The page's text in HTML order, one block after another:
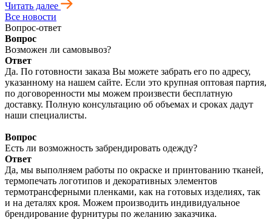
Читать далее
Все новости
Вопрос-ответ
Вопрос
Возможен ли самовывоз?
Ответ
Да. По готовности заказа Вы можете забрать его по адресу,
указанному на нашем сайте. Если это крупная оптовая партия,
по договоренности мы можем произвести бесплатную
доставку. Полную консультацию об объемах и сроках дадут
наши специалисты.
Вопрос
Есть ли возможность забрендировать одежду?
Ответ
Да, мы выполняем работы по окраске и принтованию тканей,
термопечать логотипов и декоративных элементов
термотрансферными пленками, как на готовых изделиях, так
и на деталях кроя. Можем производить индивидуальное
брендирование фурнитуры по желанию заказчика.